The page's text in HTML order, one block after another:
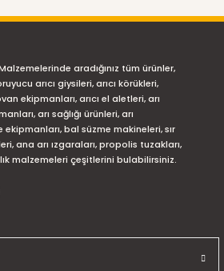
aradığınız tüm ürünler,
arıcı giysileri, arıcı körükleri,
ekipmanları, arıcı el aletleri, arı
arı sağlığı ürünleri, arı
bal süzme makineleri, sır
ana arı ızgaraları, propolis tuzakları,
malzemeleri çeşitlerini bulabilirsiniz.